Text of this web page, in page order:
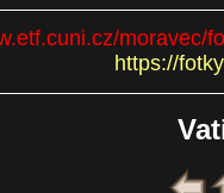
https://